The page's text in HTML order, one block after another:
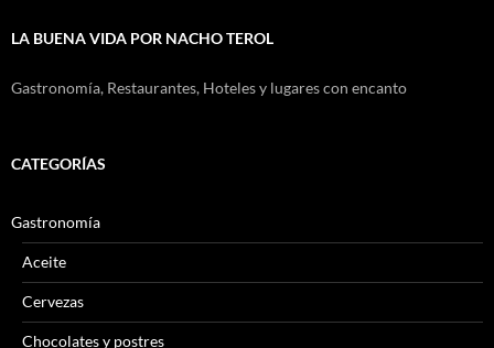
LA BUENA VIDA POR NACHO TEROL
Gastronomía, Restaurantes, Hoteles y lugares con encanto
CATEGORÍAS
Gastronomía
Aceite
Cervezas
Chocolates y postres